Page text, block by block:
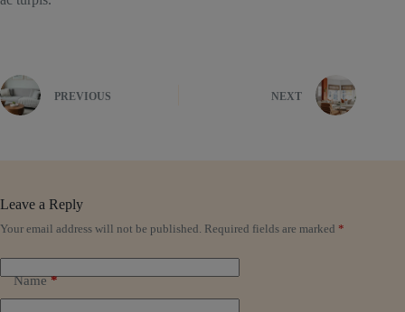
PREVIOUS NEXT
Leave a Reply
Your email address will not be published. Required fields are marked *
Name*